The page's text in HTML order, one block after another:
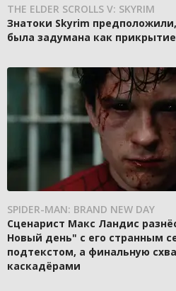
THE ELDER SCROLLS V: SKYRIM
Знатоки Skyrim
была задумана как
SPIDER-MAN: BRAND NEW DAY
Сценарист Макс Ландис
Новый день" с его странным
подтекстом, а финальную
каскадёрами